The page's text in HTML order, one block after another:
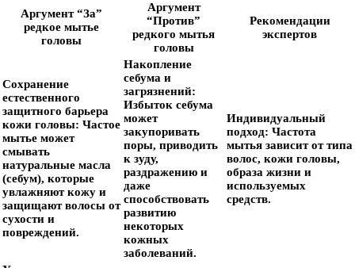
Аргумент “За”
редкое мытье
головы
Аргумент
“Против”
редкого мытья
головы
Рекомендации
экспертов
Сохранение
естественного
защитного барьера
кожи головы: Частое
мытье может
смывать
натуральные масла
(себум), которые
увлажняют кожу и
защищают волосы от
сухости и
повреждений.
Накопление
себума и
загрязнений:
Избыток себума
может
закупоривать
поры, приводить
к зуду,
раздражению и
даже
способствовать
развитию
некоторых
кожных
заболеваний.
Индивидуальный
подход: Частота
мытья зависит от типа
волос, кожи головы,
образа жизни и
используемых
средств.